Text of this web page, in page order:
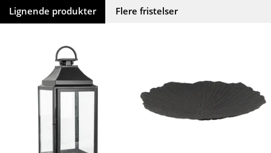
Lignende produkter Flere fristelser